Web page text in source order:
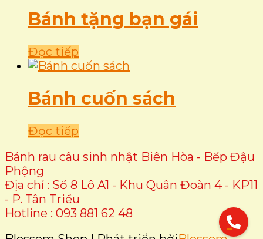
Bánh tặng bạn gái
Đọc tiếp
Bánh cuốn sách
Đọc tiếp
Bánh rau câu sinh nhật Biên Hòa - Bếp Đậu
Phộng
Địa chỉ : Số 8 Lô A1 - Khu Quân Đoàn 4 - KP11
- P. Tân Triều
Hotline : 093 881 62 48